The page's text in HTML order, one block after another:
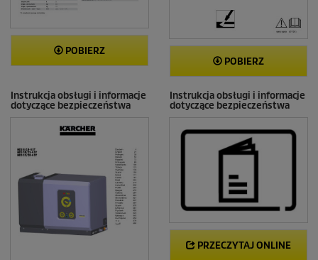
POBIERZ
POBIERZ
Instrukcja obsługi i informacje
dotyczące bezpieczeństwa
Instrukcja obsługi i informacje
dotyczące bezpieczeństwa
PRZECZYTAJ ONLINE